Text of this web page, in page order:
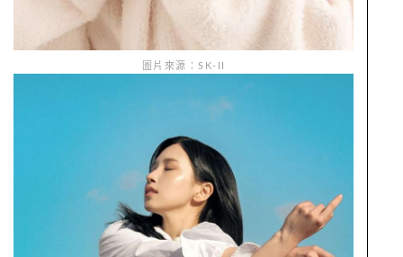
圖片來源：SK-II